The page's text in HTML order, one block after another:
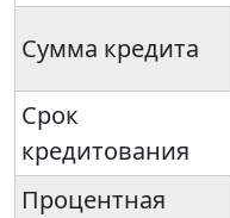
Сумма кредита
Срок
кредитования
Процентная